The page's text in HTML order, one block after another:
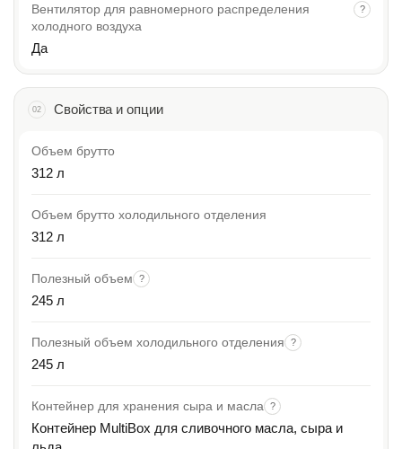
Вентилятор для равномерного распределения
холодного воздуха
?
Да
02 Свойства и опции
Объем брутто
312 л
Объем брутто холодильного отделения
312 л
Полезный объем ?
245 л
Полезный объем холодильного отделения ?
245 л
Контейнер для хранения сыра и масла ?
Контейнер MultiBox для сливочного масла, сыра и